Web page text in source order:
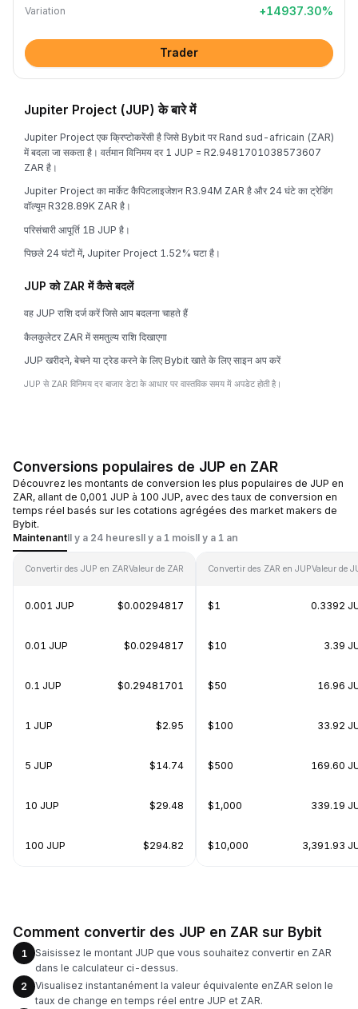
Variation +14937.30%
Trader
Jupiter Project (JUP) के बारे में
Jupiter Project एक क्रिप्टोकरेंसी है जिसे Bybit पर Rand sud-africain (ZAR)
में बदला जा सकता है। वर्तमान विनिमय दर 1 JUP = R2.9481701038573607
ZAR है।
Jupiter Project का मार्केट कैपिटलाइजेशन R3.94M ZAR है और 24 घंटे का ट्रेडिंग
वॉल्यूम R328.89K ZAR है।
परिसंचारी आपूर्ति 1B JUP है।
पिछले 24 घंटों में, Jupiter Project 1.52% घटा है।
JUP को ZAR में कैसे बदलें
वह JUP राशि दर्ज करें जिसे आप बदलना चाहते हैं
कैलकुलेटर ZAR में समतुल्य राशि दिखाएगा
JUP खरीदने, बेचने या ट्रेड करने के लिए Bybit खाते के लिए साइन अप करें
JUP से ZAR विनिमय दर बाजार डेटा के आधार पर वास्तविक समय में अपडेट होती है।
Conversions populaires de JUP en ZAR
Découvrez les montants de conversion les plus populaires de JUP en
ZAR, allant de 0,001 JUP à 100 JUP, avec des taux de conversion en
temps réel basés sur les cotations agrégées des market makers de
Bybit.
MaintenantIl y a 24 heuresIl y a 1 moisIl y a 1 an
Convertir des JUP en ZARValeur de ZAR
0.001 JUP $0.00294817
0.01 JUP $0.0294817
0.1 JUP $0.29481701
1 JUP $2.95
5 JUP $14.74
10 JUP $29.48
100 JUP $294.82
Convertir des ZAR en JUPValeur de
$1 0.3392
$10 3.39
$50 16.96
$100 33.92
$500 169.60
$1,000 339.19
$10,000 3,391.93
Comment convertir des JUP en ZAR sur Bybit
1
Saisissez le montant JUP que vous souhaitez convertir en ZAR
dans le calculateur ci-dessus.
2
Visualisez instantanément la valeur équivalente enZAR selon le
taux de change en temps réel entre JUP et ZAR.